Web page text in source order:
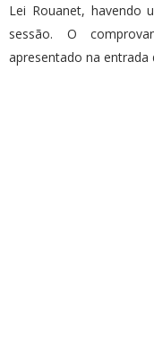
Lei Rouanet, havendo
sessão. O
apresentado na entrada